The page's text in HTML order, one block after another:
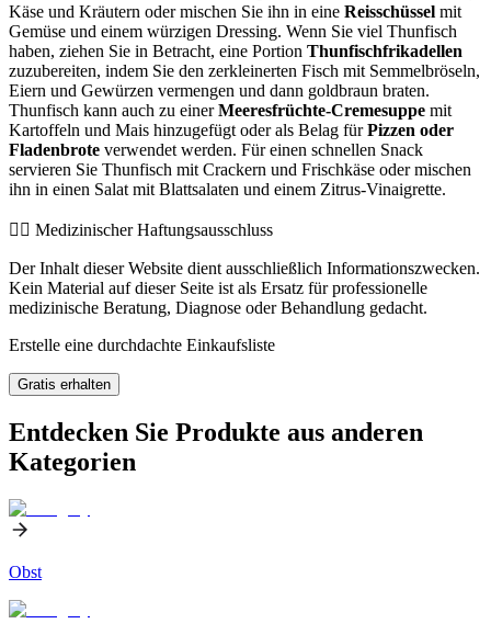
Käse und Kräutern oder mischen Sie ihn in eine Reisschüssel mit
Gemüse und einem würzigen Dressing. Wenn Sie viel Thunfisch
haben, ziehen Sie in Betracht, eine Portion Thunfischfrikadellen
zuzubereiten, indem Sie den zerkleinerten Fisch mit Semmelbröseln,
Eiern und Gewürzen vermengen und dann goldbraun braten.
Thunfisch kann auch zu einerMeeresfrüchte-Cremesuppe mit
Kartoffeln und Mais hinzugefügt oder als Belag fürPizzen oder
Fladenbrote verwendet werden. Für einen schnellen Snack
servieren Sie Thunfisch mit Crackern und Frischkäse oder mischen
ihn in einen Salat mit Blattsalaten und einem Zitrus-Vinaigrette.
👨‍⚕️️ Medizinischer Haftungsausschluss
Der Inhalt dieser Website dient ausschließlich Informationszwecken.
Kein Material auf dieser Seite ist als Ersatz für professionelle
medizinische Beratung, Diagnose oder Behandlung gedacht.
Erstelle eine durchdachte Einkaufsliste
Gratis erhalten
Entdecken Sie Produkte aus anderen
Kategorien
Obst